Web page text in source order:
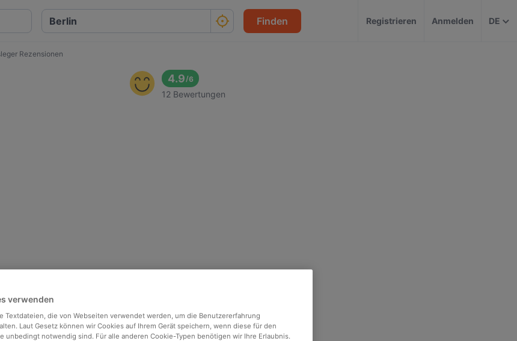
Finden Registrieren Anmelden DE
Rezensionen
4.9/6
12 Bewertungen
verwenden
Textdateien, die von Webseiten verwendet werden, um die Benutzererfahrung
Laut Gesetz können wir Cookies auf Ihrem Gerät speichern, wenn diese für den
unbedingt notwendig sind. Für alle anderen Cookie-Typen benötigen wir Ihre Erlaubnis.